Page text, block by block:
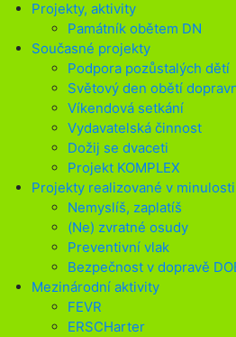
Projekty, aktivity
Památník obětem DN
Současné projekty
Podpora pozůstalých dětí
Světový den obětí
Víkendová setkání
Vydavatelská činnost
Dožij se dvaceti
Projekt KOMPLEX
Projekty realizované v minulosti
Nemyslíš, zaplatíš
(Ne) zvratné osudy
Preventivní vlak
Bezpečnost v dopravě
Mezinárodní aktivity
FEVR
ERSCHarter